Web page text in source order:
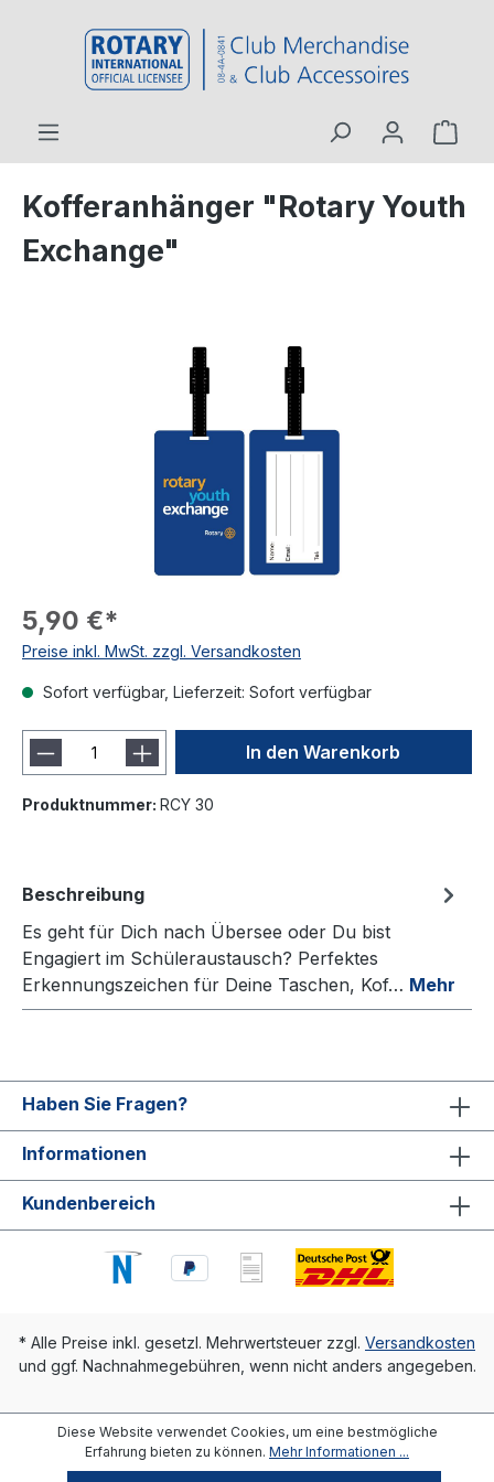
Kofferanhänger "Rotary Youth
Exchange"
5,90 €*
Preise inkl. MwSt. zzgl. Versandkosten
Sofort verfügbar, Lieferzeit: Sofort verfügbar
In den Warenkorb
Produktnummer: RCY 30
Beschreibung
Es geht für Dich nach Übersee oder Du bist
Engagiert im Schüleraustausch? Perfektes
Erkennungszeichen für Deine Taschen, Kof… Mehr
Haben Sie Fragen?
Informationen
Kundenbereich
* Alle Preise inkl. gesetzl. Mehrwertsteuer zzgl. Versandkosten
und ggf. Nachnahmegebühren, wenn nicht anders angegeben.
Diese Website verwendet Cookies, um eine bestmögliche
Erfahrung bieten zu können. Mehr Informationen ...